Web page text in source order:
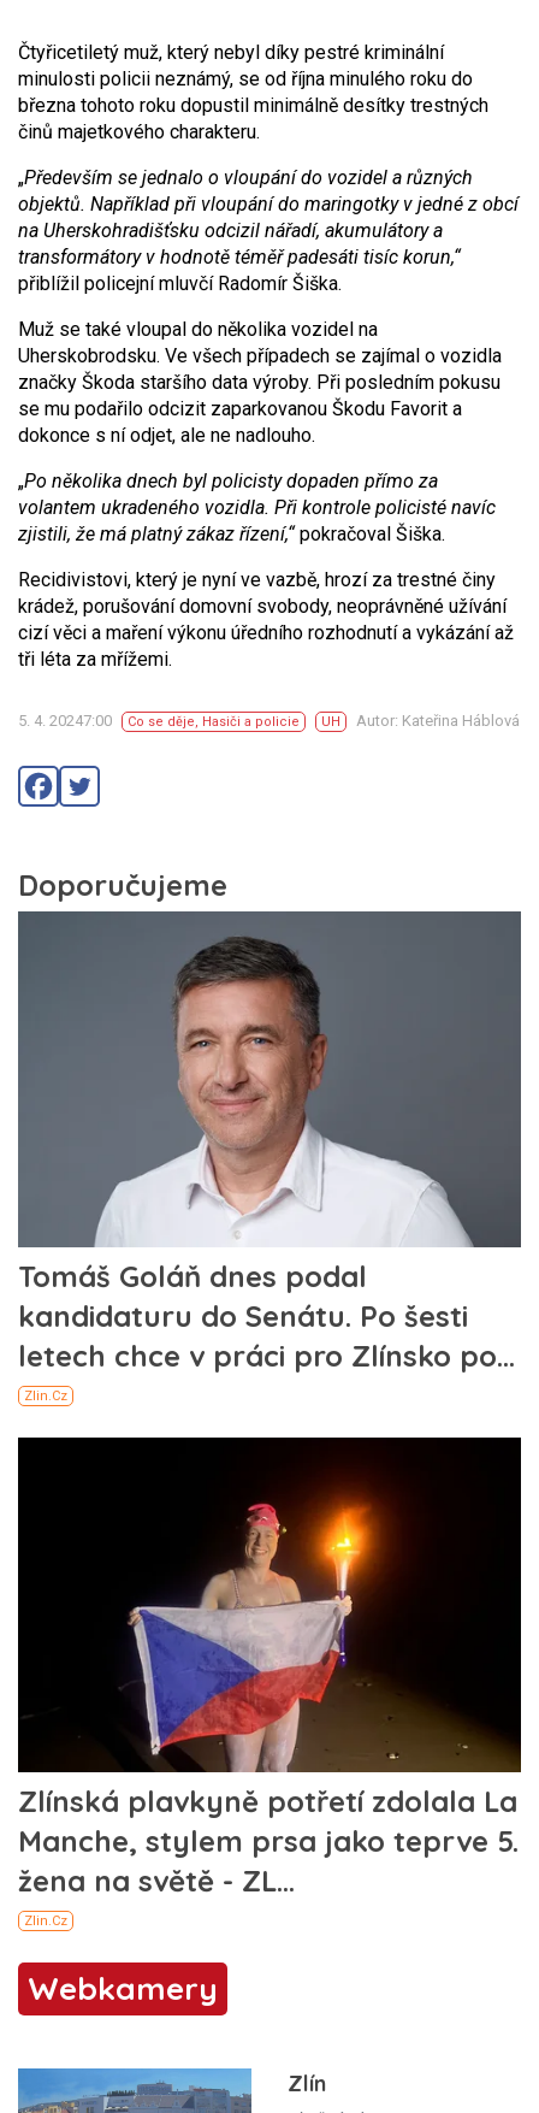
Čtyřicetiletý muž, který nebyl díky pestré kriminální
minulosti policii neznámý, se od října minulého roku do
března tohoto roku dopustil minimálně desítky trestných
činů majetkového charakteru.
„Především se jednalo o vloupání do vozidel a různých
objektů. Například při vloupání do maringotky v jedné z obcí
na Uherskohradišťsku odcizil nářadí, akumulátory a
transformátory v hodnotě téměř padesáti tisíc korun,“
přiblížil policejní mluvčí Radomír Šiška.
Muž se také vloupal do několika vozidel na
Uherskobrodsku. Ve všech případech se zajímal o vozidla
značky Škoda staršího data výroby. Při posledním pokusu
se mu podařilo odcizit zaparkovanou Škodu Favorit a
dokonce s ní odjet, ale ne nadlouho.
„Po několika dnech byl policisty dopaden přímo za
volantem ukradeného vozidla. Při kontrole policisté navíc
zjistili, že má platný zákaz řízení,“pokračoval Šiška.
Recidivistovi, který je nyní ve vazbě, hrozí za trestné činy
krádež, porušování domovní svobody, neoprávněné užívání
cizí věci a maření výkonu úředního rozhodnutí a vykázání až
tři léta za mřížemi.
5. 4. 20247:00 Co se děje, Hasiči a policie UH Autor: Kateřina Háblová
Webkamery
Zlín